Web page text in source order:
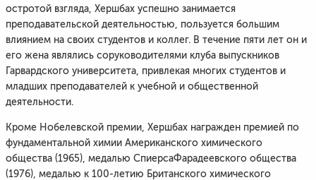
остротой взгляда, Хершбах успешно занимается
преподавательской деятельностью, пользуется большим
влиянием на своих студентов и коллег. В течение пяти лет он и
его жена являлись соруководителями клуба выпускников
Гарвардского университета, привлекая многих студентов и
младших преподавателей к учебной и общественной
деятельности.
Кроме Нобелевской премии, Хершбах награжден премией по
фундаментальной химии Американского химического
общества (1965), медалью СпиерсаФарадеевского общества
(1976), медалью к 100-летию Британского химического